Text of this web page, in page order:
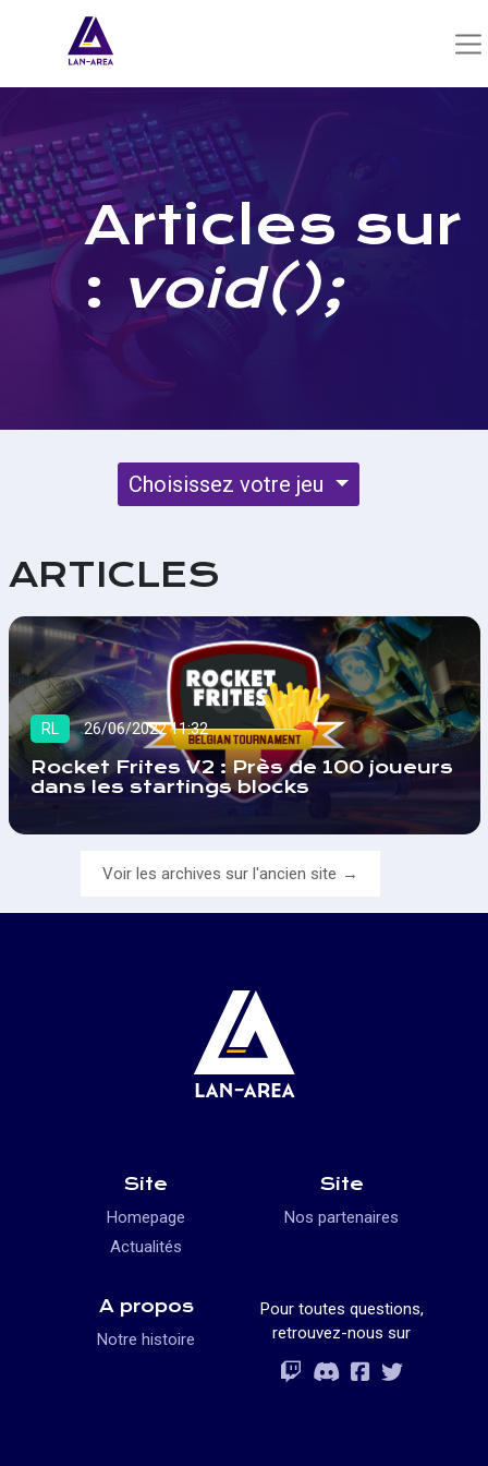
Articles sur
: void();
Choisissez votre jeu
ARTICLES
RL 26/06/2022 11:32
Rocket Frites V2 : Près de 100 joueurs
dans les startings blocks
Voir les archives sur l'ancien site
Site
Homepage
Actualités
Site
Nos partenaires
A propos
Notre histoire
Pour toutes questions,
retrouvez-nous sur
Rejoignez-
Rejoignez-
Rejoignez-
Rejoignez-